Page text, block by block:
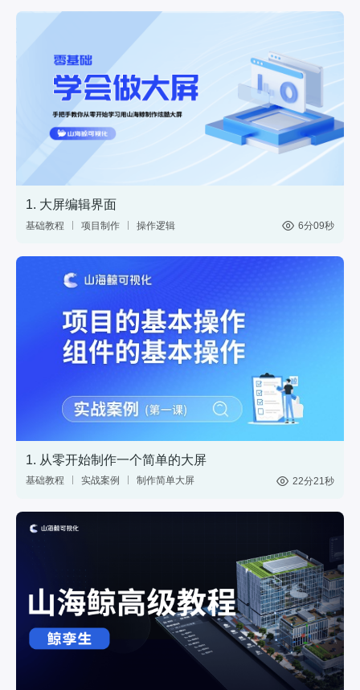
1. 大屏编辑界面
基础教程 项目制作 操作逻辑 6分09秒
1. 从零开始制作一个简单的大屏
基础教程 实战案例
制作简单大屏
22分21秒